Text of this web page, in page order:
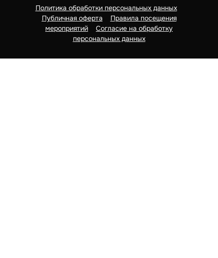
Политика обработки персональных данных
Публичная оферта
Правила посещения
мероприятий
Согласие на обработку
персональных данных